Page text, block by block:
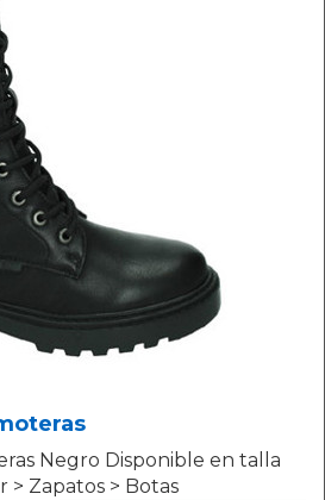
Negro Disponible en talla
> Zapatos > Botas